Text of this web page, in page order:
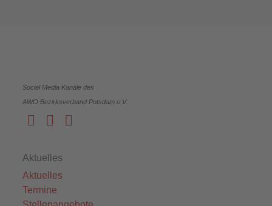
Social Media Kanäle des
AWO Bezirksverband Potsdam e.V.
Aktuelles
Aktuelles
Termine